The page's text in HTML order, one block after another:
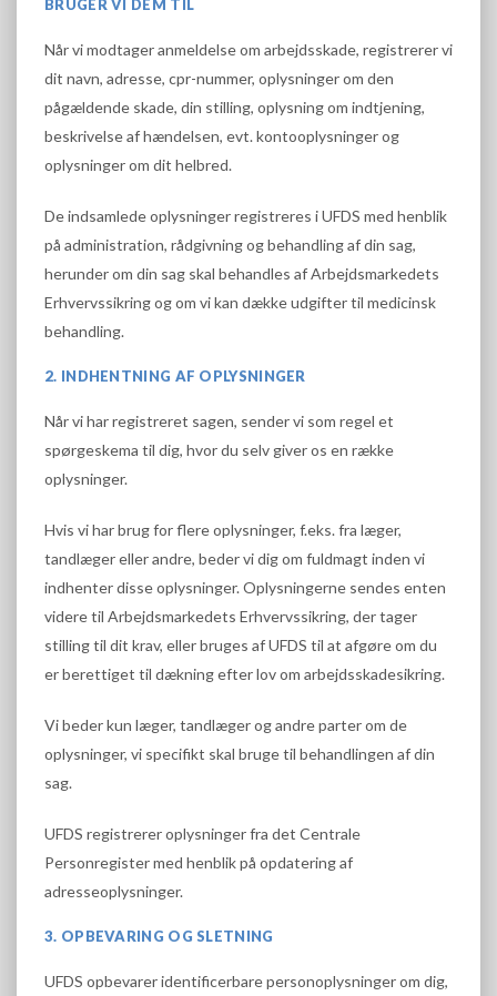
BRUGER VI DEM TIL
Når vi modtager anmeldelse om arbejdsskade, registrerer vi
dit navn, adresse, cpr-nummer, oplysninger om den
pågældende skade, din stilling, oplysning om indtjening,
beskrivelse af hændelsen, evt. kontooplysninger og
oplysninger om dit helbred.
De indsamlede oplysninger registreres i UFDS med henblik
på administration, rådgivning og behandling af din sag,
herunder om din sag skal behandles af Arbejdsmarkedets
Erhvervssikring og om vi kan dække udgifter til medicinsk
behandling.
2. INDHENTNING AF OPLYSNINGER
Når vi har registreret sagen, sender vi som regel et
spørgeskema til dig, hvor du selv giver os en række
oplysninger.
Hvis vi har brug for flere oplysninger, f.eks. fra læger,
tandlæger eller andre, beder vi dig om fuldmagt inden vi
indhenter disse oplysninger. Oplysningerne sendes enten
videre til Arbejdsmarkedets Erhvervssikring, der tager
stilling til dit krav, eller bruges af UFDS til at afgøre om du
er berettiget til dækning efter lov om arbejdsskadesikring.
Vi beder kun læger, tandlæger og andre parter om de
oplysninger, vi specifikt skal bruge til behandlingen af din
sag.
UFDS registrerer oplysninger fra det Centrale
Personregister med henblik på opdatering af
adresseoplysninger.
3. OPBEVARING OG SLETNING
UFDS opbevarer identificerbare personoplysninger om dig,